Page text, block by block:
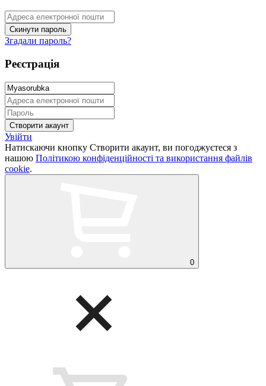
Згадали пароль?
Реєстрація
Увійти
Натискаючи кнопку Створити акаунт, ви погоджуєтеся з
нашою Політикою конфіденційності та використання файлів
cookie.
0